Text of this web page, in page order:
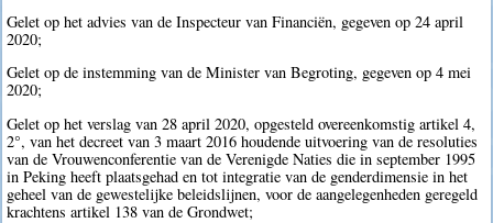
Gelet op het advies van de Inspecteur van Financiën, gegeven op 24 april
2020;
Gelet op de instemming van de Minister van Begroting, gegeven op 4 mei
2020;
Gelet op het verslag van 28 april 2020, opgesteld overeenkomstig artikel 4,
2°, van het decreet van 3 maart 2016 houdende uitvoering van de resoluties
van de Vrouwenconferentie van de Verenigde Naties die in september 1995
in Peking heeft plaatsgehad en tot integratie van de genderdimensie in het
geheel van de gewestelijke beleidslijnen, voor de aangelegenheden geregeld
krachtens artikel 138 van de Grondwet;